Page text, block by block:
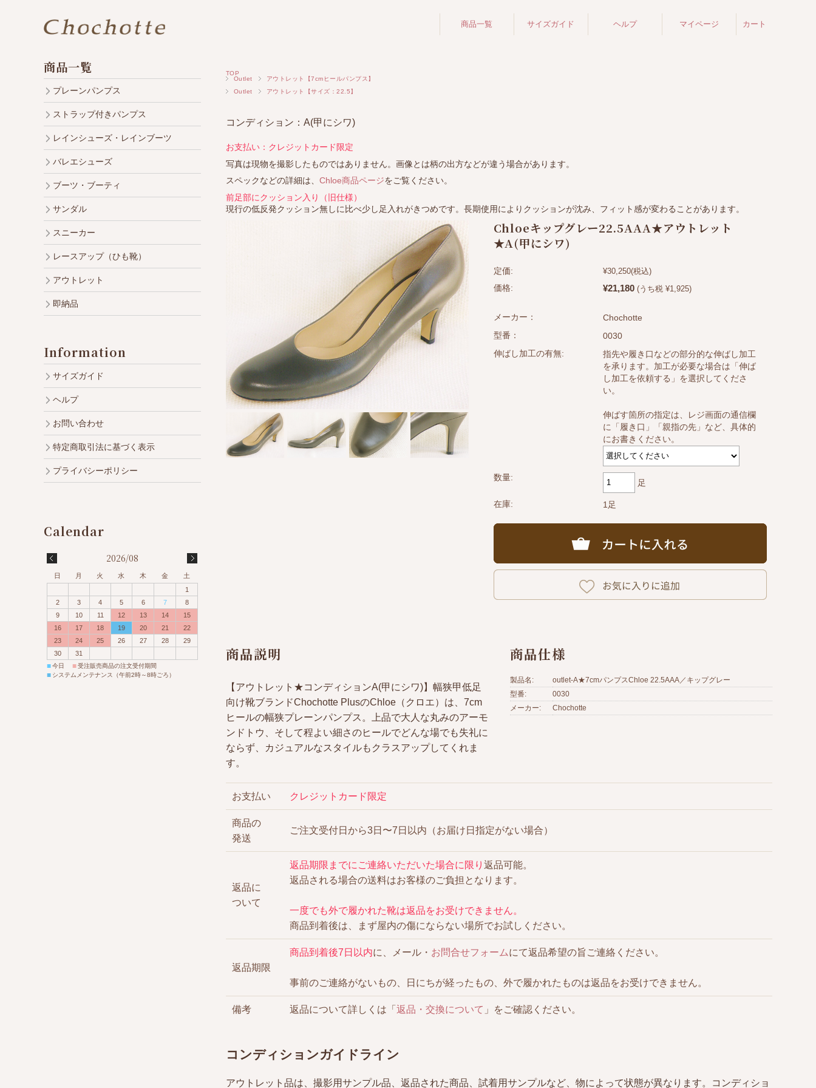
商品一覧
サンダル
スニーカー
レースアップ
（ひも靴）
アウトレット
サイズガイド ヘルプ マイページ カート
TOP
Outlet
アウトレット【7cmヒールパンプス】
Outlet
アウトレット【サイズ：22.5】
コンディション：A(甲にシワ)
お支払い：クレジットカード限定
写真は現物を撮影したものではありません。画像とは柄の出方などが違う場合があります。
スペックなどの詳細は、 Chloe商品ページをご覧ください。
前足部にクッション入り（旧仕様）
現行の低反発クッション無しに比べ少し足入れがきつめです。長期使用によりクッションが沈み、フィット感が変わることがあります。
Chloeキップグレー22.5AAA★アウトレット
★A(甲にシワ)
定価: ¥30,250(税込)
価格:
¥21,180 (うち税 ¥1,925)
メーカー：
Chochotte
型番：
0030
伸ばし加工の有無:
指先や履き口などの部分的な伸ばし加工
を承ります。加工が必要な場合は「伸ば
し加工を依頼する」を選択してくださ
い。
伸ばす箇所の指定は、レジ画面の通信欄
に「履き口」「親指の先」など、具体的
にお書きください。
数量:
足
在庫: 1足
商品説明
【アウトレット★コンディションA(甲にシワ)】幅狭甲低足
向け靴ブランドChochotte PlusのChloe（クロエ）は、7cm
ヒールの幅狭プレーンパンプス。上品で大人な丸みのアーモ
ンドトウ、そして程よい細さのヒールでどんな場でも失礼に
ならず、カジュアルなスタイルもクラスアップしてくれま
す。
商品仕様
製品名:
outlet-A★7cmパンプスChloe 22.5AAA／キップグレー
型番:
0030
メーカー:
Chochotte
お支払い クレジットカード限定
商品の
発送
ご注文受付日から3日〜7日以内（お届け日指定がない場合）
返品に
ついて
返品期限までにご連絡いただいた場合に限り 返品可能。
返品される場合の送料はお客様のご負担となります。
一度でも外で履かれた靴は返品をお受けできません。
商品到着後は、まず屋内の傷にならない場所でお試しください。
返品期限
商品到着後7日以内に、メール・ お問合せフォームにて返品希望の旨ご連絡ください。
事前のご連絡がないもの、日にちが経ったもの、外で履かれたものは返品をお受けできません。
備考 返品について詳しくは「 返品・交換について 」をご確認ください。
コンディションガイドライン
アウトレット品は、撮影用サンプル品、返品された商品、試着用サンプルなど、物によって状態が異なります。コンディショ
商品一覧
プレーンパンプス
ストラップ付きパンプス
レインシューズ・レインブーツ
バレエシューズ
ブーツ・ブーティ
サンダル
スニーカー
レースアップ（ひも靴）
アウトレット
即納品
Information
サイズガイド
ヘルプ
お問い合わせ
特定商取引法に基づく表示
プライバシーポリシー
2026/08
日 月 火 水 木 金
土
1
2
3 4 5 6 7
8
9
10 11 12 13 14
15
16
17 18 19 20 21
22
23
24 25 26 27 28
29
30
31
■今日 ■受注販売商品の注文受付期間
■ システムメンテナンス（午前2時～8時ごろ）